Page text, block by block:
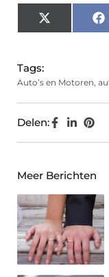
X
(Twitter)
Tags:
Auto’s en Motoren,
Delen:
Meer Berichten